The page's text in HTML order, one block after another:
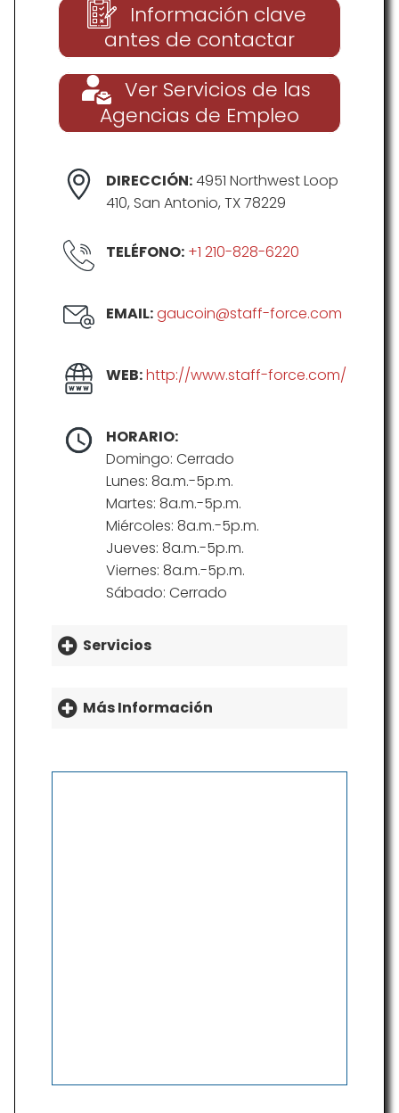
Información clave
antes de contactar
Ver Servicios de las
Agencias de Empleo
DIRECCIÓN:4951 Northwest Loop
410, San Antonio, TX 78229
TELÉFONO: +1 210-828-6220
EMAIL:gaucoin@staff-force.com
WEB:http://www.staff-force.com/
HORARIO:
Domingo: Cerrado
Lunes: 8a.m.-5p.m.
Martes: 8a.m.-5p.m.
Miércoles: 8a.m.-5p.m.
Jueves: 8a.m.-5p.m.
Viernes: 8a.m.-5p.m.
Sábado: Cerrado
Servicios
Más Información